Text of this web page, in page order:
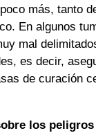
más, tanto
En algunos
mal
es decir,
de curación
los